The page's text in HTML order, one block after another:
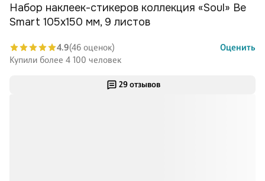
29 отзывов
Набор наклеек-стикеров коллекция «Soul» Be
Smart 105х150 мм, 9 листов
4.9(46 оценок)
Оценить
Купили более 4 100 человек